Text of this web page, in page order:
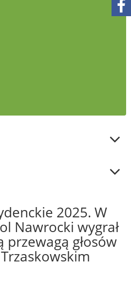
2025. W
Nawrocki wygrał
przewagą głosów